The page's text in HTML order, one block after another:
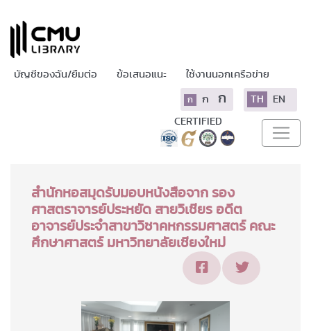
บัญชีของฉัน/ยืมต่อ ข้อเสนอแนะ ใช้งานนอกเครือข่าย
ก ก ก TH EN
CERTIFIED
สำนักหอสมุดรับมอบหนังสือจาก รอง
ศาสตราจารย์ประหยัด สายวิเชียร อดีต
อาจารย์ประจำสาขาวิชาคหกรรมศาสตร์ คณะ
ศึกษาศาสตร์ มหาวิทยาลัยเชียงใหม่